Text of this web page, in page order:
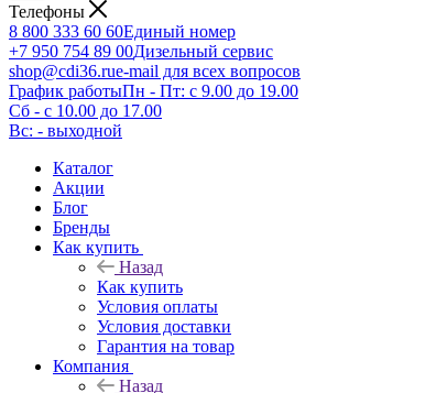
Телефоны
8 800 333 60 60Единый номер
+7 950 754 89 00Дизельный сервис
shop@cdi36.rue-mail для всех вопросов
График работыПн - Пт: с 9.00 до 19.00
Сб - с 10.00 до 17.00
Вс: - выходной
Каталог
Акции
Блог
Бренды
Как купить
Назад
Как купить
Условия оплаты
Условия доставки
Гарантия на товар
Компания
Назад